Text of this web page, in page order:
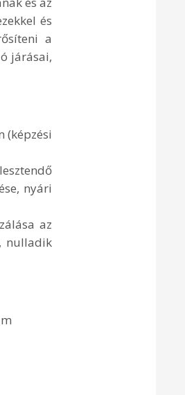
és
a
járásai,
(képzési
nyári
az
nulladik